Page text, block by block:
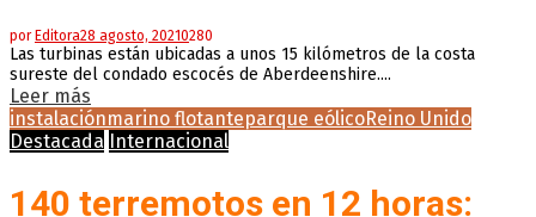
por Editora28 agosto, 20210280
Las turbinas están ubicadas a unos 15 kilómetros de la costa
sureste del condado escocés de Aberdeenshire....
Leer más
instalaciónmarino flotanteparque eólicoReino Unido
Destacada Internacional
140 terremotos en 12 horas: